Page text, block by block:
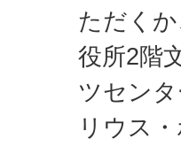
ただく
役所2階
ツセン
リウス